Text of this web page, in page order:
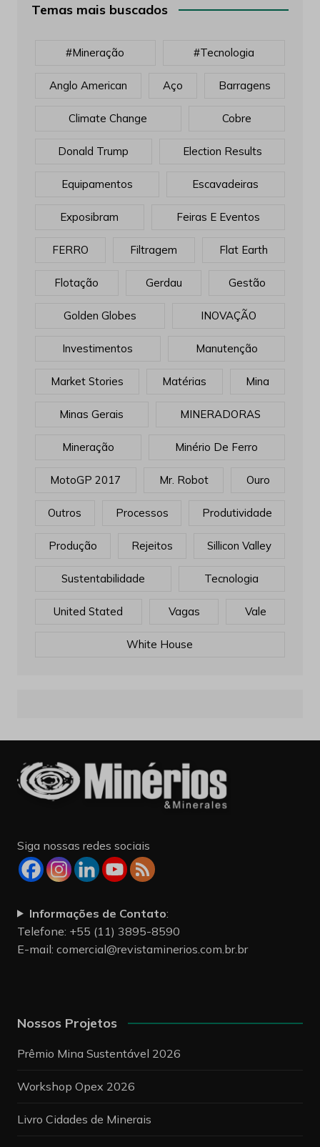
Temas mais buscados
#mineração #tecnologia
Anglo American Aço Barragens
Climate Change Cobre
Donald Trump Election Results
Equipamentos Escavadeiras
Exposibram Feiras E Eventos
FERRO Filtragem Flat Earth
Flotação Gerdau Gestão
Golden Globes INOVAÇÃO
Investimentos Manutenção
Market Stories Matérias Mina
Minas Gerais MINERADORAS
Mineração Minério De Ferro
MotoGP 2017 Mr. Robot Ouro
Outros Processos Produtividade
Produção Rejeitos Sillicon Valley
Sustentabilidade Tecnologia
United Stated Vagas Vale
White House
Siga nossas redes sociais
Informações de Contato:
Telefone: +55 (11) 3895-8590
E-mail: comercial@revistaminerios.com.br.br
Nossos Projetos
Prêmio Mina Sustentável 2026
Workshop Opex 2026
Livro Cidades de Minerais